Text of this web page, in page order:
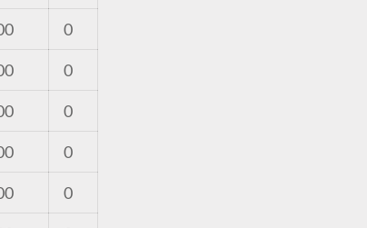
0
0
0
0
0